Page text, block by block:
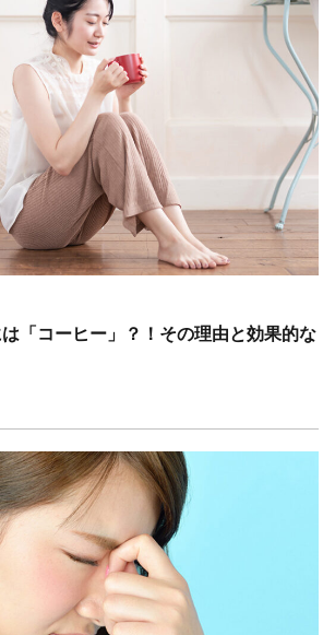
「コーヒー」？！その理由と効果的な